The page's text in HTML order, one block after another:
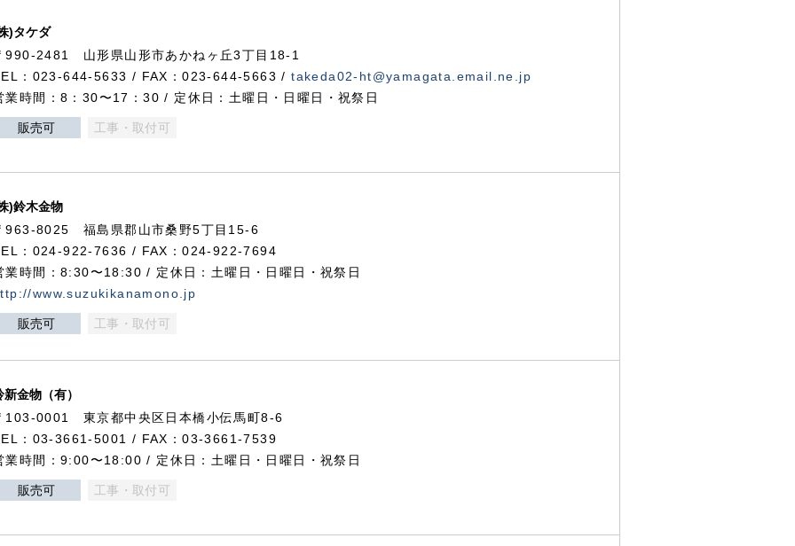
)タケダ
990-2481 山形県山形市あかねヶ丘3丁目18-1
：023-644-5633 / FAX：023-644-5663 /takeda02-ht@yamagata.email.ne.jp
業時間：8：30〜17：30 / 定休日：土曜日・日曜日・祝祭日
販売可 工事・取付可
)鈴木金物
963-8025 福島県郡山市桑野5丁目15-6
：024-922-7636 / FAX：024-922-7694
業時間：8:30〜18:30 / 定休日：土曜日・日曜日・祝祭日
www.suzukikanamono.jp
販売可 工事・取付可
新金物（有）
103-0001 東京都中央区日本橋小伝馬町8-6
：03-3661-5001 / FAX：03-3661-7539
業時間：9:00〜18:00 / 定休日：土曜日・日曜日・祝祭日
販売可 工事・取付可